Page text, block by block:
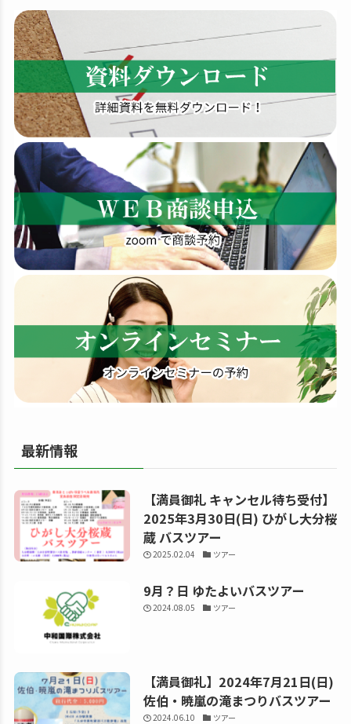
索
す
る
最新情報
【満員御礼 キャンセル待ち受付】
2025年3月30日(日) ひがし大分桜
蔵 バスツアー
2025.02.04 ツアー
9月？日 ゆたよいバスツアー
2024.08.05 ツアー
【満員御礼】2024年7月21日(日)
佐伯・暁嵐の滝まつりバスツアー
2024.06.10 ツアー